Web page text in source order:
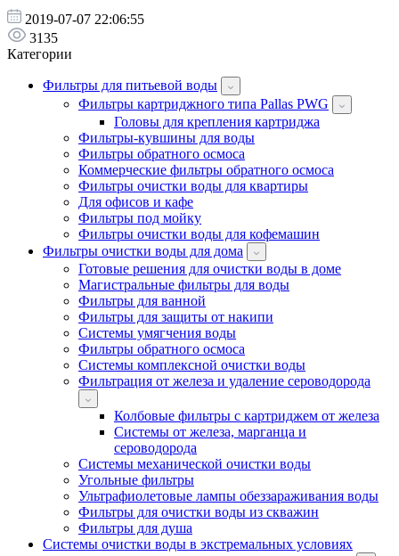
2019-07-07 22:06:55
3135
Категории
Фильтры для питьевой воды
Фильтры картриджного типа Pallas PWG
Головы для крепления картриджа
Фильтры-кувшины для воды
Фильтры обратного осмоса
Коммерческие фильтры обратного осмоса
Фильтры очистки воды для квартиры
Для офисов и кафе
Фильтры под мойку
Фильтры очистки воды для кофемашин
Фильтры очистки воды для дома
Готовые решения для очистки воды в доме
Магистральные фильтры для воды
Фильтры для ванной
Фильтры для защиты от накипи
Системы умягчения воды
Фильтры обратного осмоса
Системы комплексной очистки воды
Фильтрация от железа и удаление сероводорода
Колбовые фильтры с картриджем от железа
Системы от железа, марганца и
сероводорода
Системы механической очистки воды
Угольные фильтры
Ультрафиолетовые лампы обеззараживания воды
Фильтры для очистки воды из скважин
Фильтры для душа
Системы очистки воды в экстремальных условиях